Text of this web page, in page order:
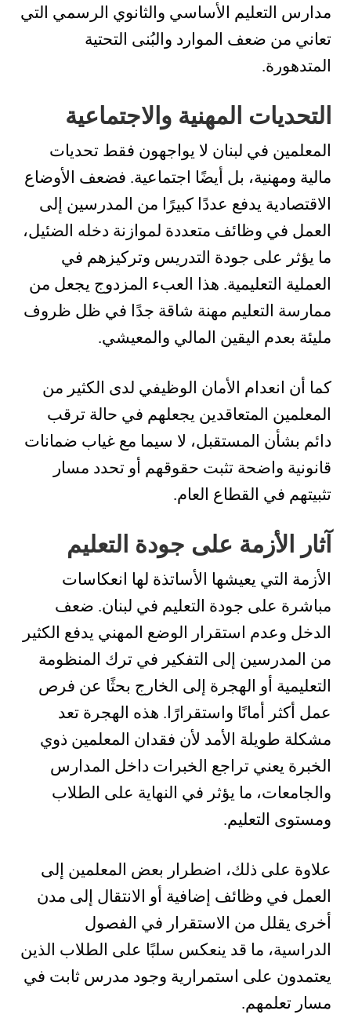
مدارس التعليم الأساسي والثانوي الرسمي التي
تعاني من ضعف الموارد والبُنى التحتية
المتدهورة.
التحديات المهنية والاجتماعية
المعلمين في لبنان لا يواجهون فقط تحديات
مالية ومهنية، بل أيضًا اجتماعية. فضعف الأوضاع
الاقتصادية يدفع عددًا كبيرًا من المدرسين إلى
العمل في وظائف متعددة لموازنة دخله الضئيل،
ما يؤثر على جودة التدريس وتركيزهم في
العملية التعليمية. هذا العبء المزدوج يجعل من
ممارسة التعليم مهنة شاقة جدًا في ظل ظروف
مليئة بعدم اليقين المالي والمعيشي.
كما أن انعدام الأمان الوظيفي لدى الكثير من
المعلمين المتعاقدين يجعلهم في حالة ترقب
دائم بشأن المستقبل، لا سيما مع غياب ضمانات
قانونية واضحة تثبت حقوقهم أو تحدد مسار
تثبيتهم في القطاع العام.
آثار الأزمة على جودة التعليم
الأزمة التي يعيشها الأساتذة لها انعكاسات
مباشرة على جودة التعليم في لبنان. ضعف
الدخل وعدم استقرار الوضع المهني يدفع الكثير
من المدرسين إلى التفكير في ترك المنظومة
التعليمية أو الهجرة إلى الخارج بحثًا عن فرص
عمل أكثر أمانًا واستقرارًا. هذه الهجرة تعد
مشكلة طويلة الأمد لأن فقدان المعلمين ذوي
الخبرة يعني تراجع الخبرات داخل المدارس
والجامعات، ما يؤثر في النهاية على الطلاب
ومستوى التعليم.
علاوة على ذلك، اضطرار بعض المعلمين إلى
العمل في وظائف إضافية أو الانتقال إلى مدن
أخرى يقلل من الاستقرار في الفصول
الدراسية، ما قد ينعكس سلبًا على الطلاب الذين
يعتمدون على استمرارية وجود مدرس ثابت في
مسار تعلمهم.